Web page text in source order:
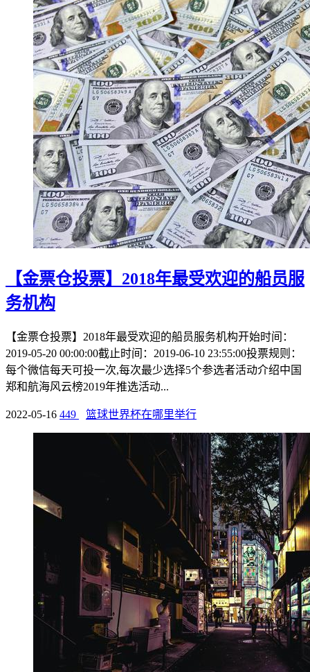
【金票仓投票】2018年最受欢迎的船员服
务机构
【金票仓投票】2018年最受欢迎的船员服务机构开始时间：
2019-05-20 00:00:00截止时间：2019-06-10 23:55:00投票规则：
每个微信每天可投一次,每次最少选择5个参选者活动介绍中国
郑和航海风云榜2019年推选活动...
2022-05-16 449 篮球世界杯在哪里举行